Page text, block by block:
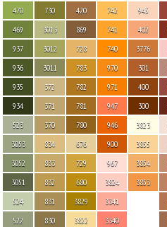
470
469
937
936
935
934
523
3053
3052
3051
524
522
730
3013
3012
3011
372
371
370
834
833
832
831
830
420
869
728
783
782
781
780
676
729
680
3829
3822
742
741
740
970
971
947
946
900
967
3824
3341
3340
945
402
3776
301
400
300
3823
3855
3854
3853